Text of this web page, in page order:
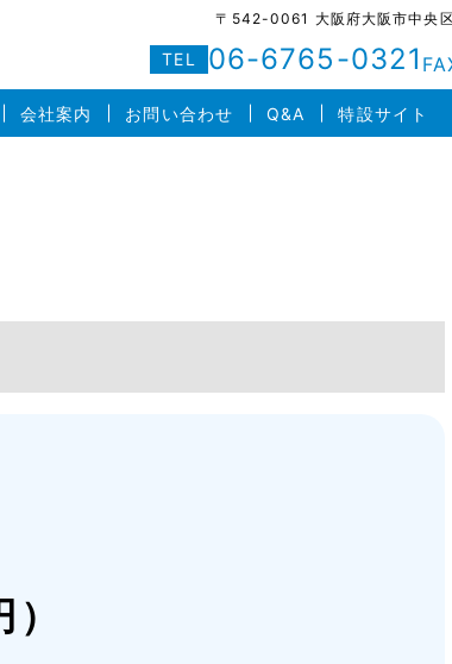
会社案内 お問い合わせ Q&A 特設サイト
〒542-0061 大阪府大阪市中央
TEL 06-6765-0321